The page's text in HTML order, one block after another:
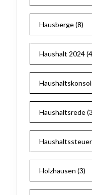
Hausberge(8)
Haushalt 2024
Haushaltsrede
Holzhausen (3)